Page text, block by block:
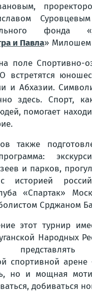
фонда «
и Павла» Милошем
поле Спортивно-
встретятся
и Абхазии.
здесь. Спорт,
помогает
также
и парков,
историей
«Спартак»
Срджаном
этот турнир
Народных
спортивной
но и мощная
добиваться